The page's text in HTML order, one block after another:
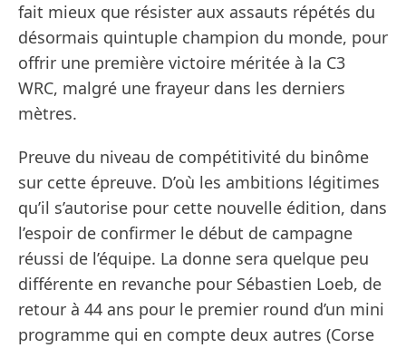
fait mieux que résister aux assauts répétés du
désormais quintuple champion du monde, pour
offrir une première victoire méritée à la C3
WRC, malgré une frayeur dans les derniers
mètres.
Preuve du niveau de compétitivité du binôme
sur cette épreuve. D’où les ambitions légitimes
qu’il s’autorise pour cette nouvelle édition, dans
l’espoir de confirmer le début de campagne
réussi de l’équipe. La donne sera quelque peu
différente en revanche pour Sébastien Loeb, de
retour à 44 ans pour le premier round d’un mini
programme qui en compte deux autres (Corse